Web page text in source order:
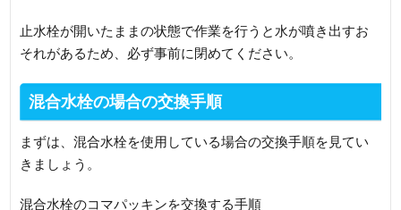
止水栓が開いたままの状態で作業を行うと水が噴き出すお
それがあるため、必ず事前に閉めてください。
混合水栓の場合の交換手順
まずは、混合水栓を使用している場合の交換手順を見てい
きましょう。
混合水栓のコマパッキンを交換する手順